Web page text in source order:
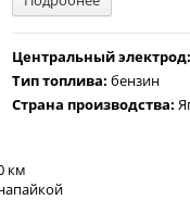
Центральный электрод:
Тип топлива: бензин
Страна производства:
км